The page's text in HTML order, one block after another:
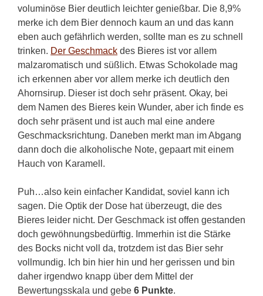
voluminöse Bier deutlich leichter genießbar. Die 8,9%
merke ich dem Bier dennoch kaum an und das kann
eben auch gefährlich werden, sollte man es zu schnell
trinken. Der Geschmack des Bieres ist vor allem
malzaromatisch und süßlich. Etwas Schokolade mag
ich erkennen aber vor allem merke ich deutlich den
Ahornsirup. Dieser ist doch sehr präsent. Okay, bei
dem Namen des Bieres kein Wunder, aber ich finde es
doch sehr präsent und ist auch mal eine andere
Geschmacksrichtung. Daneben merkt man im Abgang
dann doch die alkoholische Note, gepaart mit einem
Hauch von Karamell.
Puh…also kein einfacher Kandidat, soviel kann ich
sagen. Die Optik der Dose hat überzeugt, die des
Bieres leider nicht. Der Geschmack ist offen gestanden
doch gewöhnungsbedürftig. Immerhin ist die Stärke
des Bocks nicht voll da, trotzdem ist das Bier sehr
vollmundig. Ich bin hier hin und her gerissen und bin
daher irgendwo knapp über dem Mittel der
Bewertungsskala und gebe 6 Punkte.